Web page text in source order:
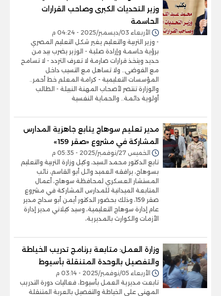
وزير التحديات الكبرى وصاحب القرارات
الحاسمة
الأربعاء 03/ديسمبر/2025 - 04:24 م
- وزير التربية والتعليم يغير شكل التعليم المصري
برؤية حاسمة وإرادة صلبة - الوزير يضرب بيد من
حديد ويتخذ قرارات صارمة لا تعرف التردد - لا تسامح
مع الفوضى.. ولا تساهل مع التسيب داخل
المؤسسات التعليمية - كرامة المعلم خط أحمر..
والوزارة تنتصر لأصحاب المهنة النبيلة - الطالب
أولوية دائمة.. والحماية النفسية
مدير تعليم سوهاج يتابع جاهزية المدارس
المشاركة في مشروع «صقر 159»
الخميس 27/نوفمبر/2025 - 05:35 م
تابع الدكتور محمد السيد، وكيل وزارة التربية والتعليم
بسوهاج، يرافقه العميد وائل أبو القاسم، نائب
المستشار العسكري لمحافظة سوهاج، أعمال
المتابعة الميدانية للمدارس المشاركة في مشروع
صقر 159، وذلك بحضور الدكتور أيمن أبو سداح مدير
عام إدارة سوهاج التعليمية، وسيد كيلاني مدير إدارة
الأزمات والكوارث بالمديرية،
وزارة العمل: متابعة برنامج تدريب الخياطة
والتفصيل بالوحدة المتنقلة بأسيوط
الأربعاء 05/نوفمبر/2025 - 03:14 م
تابعت مديرية العمل بأسيوط، فعاليات دورة التدريب
المهني على الخياطة والتفصيل بالعربة المتنقلة